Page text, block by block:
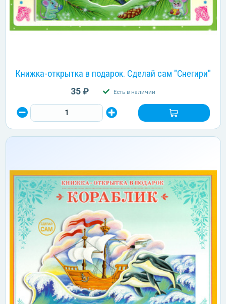
Книжка-открытка в подарок. Сделай сам "Снегири"
35 ₽ Есть в наличии